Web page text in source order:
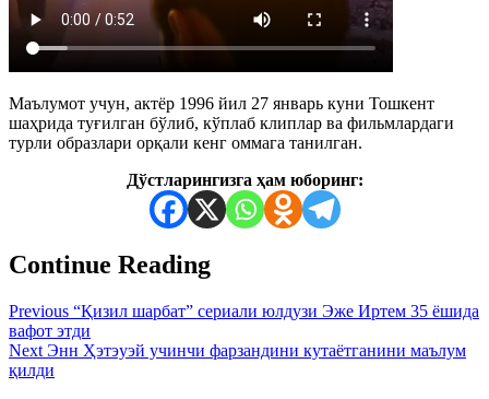
Маълумот учун, актёр 1996 йил 27 январь куни Тошкент
шаҳрида туғилган бўлиб, кўплаб клиплар ва фильмлардаги
турли образлари орқали кенг оммага танилган.
Дўстларингизга ҳам юборинг:
Continue Reading
Previous “Қизил шарбат” сериали юлдузи Эже Иртем 35 ёшида
вафот этди
Next Энн Ҳэтэуэй учинчи фарзандини кутаётганини маълум
қилди